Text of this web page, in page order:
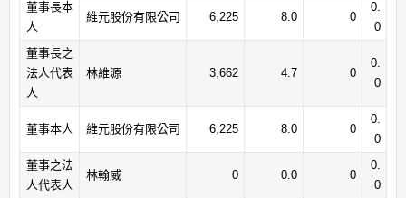
董事長本
人
維元股份有限公司 6,225 8.0 0
0.
0
董事長之
法人代表
人
林維源 3,662 4.7 0
0.
0
董事本人 維元股份有限公司 6,225 8.0 0
0.
0
董事之法
人代表人
林翰威 0 0.0 0
0.
0